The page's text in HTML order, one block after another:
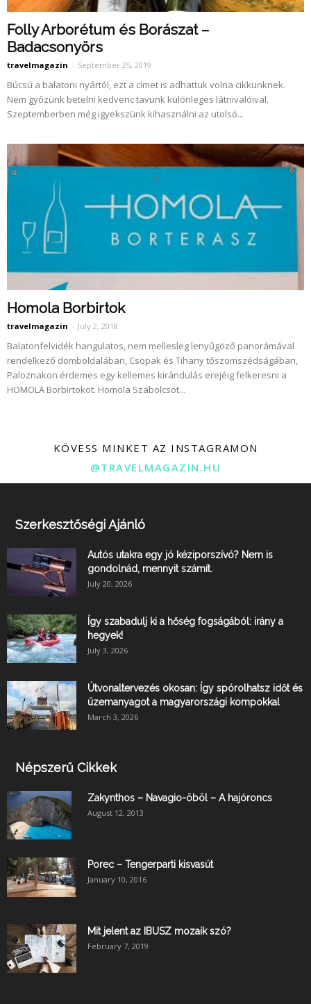
Folly Arborétum és Borászat –
Badacsonyörs
travelmagazin - September 25, 2019
Búcsú a balatoni nyártól, ezt a címet is adhattuk volna cikkünknek.
Nem győzünk betelni kedvenc tavunk különleges látnivalóival.
Szeptemberben még igyekszünk kihasználni az utolsó...
Homola Borbirtok
travelmagazin - July 2, 2018
Balatonfelvidék hangulatos, nem mellesleg lenyűgöző panorámával
rendelkező domboldalában, Csopak és Tihany tőszomszédságában,
Paloznakon érdemes egy kellemes kirándulás erejéig felkeresni a
HOMOLA Borbirtokot. Homola Szabolcsot...
KÖVESS MINKET AZ INSTAGRAMON
@TRAVELMAGAZIN.HU
Szerkesztőségi Ajánló
Autós utakra egy jó kéziporszívó? Nem is
gondolnád, mennyit számít.
July 20, 2026
Így szabadulj ki a hőség fogságából: irány a
hegyek!
July 3, 2026
Útvonaltervezés okosan: Így spórolhatsz időt és
üzemanyagot a magyarországi kompokkal
March 3, 2026
Népszerű Cikkek
Zakynthos – Navagio-öböl – A hajóroncs
August 12, 2013
Porec – Tengerparti kisvasút
January 10, 2016
Mit jelent az IBUSZ mozaik szó?
February 7, 2019